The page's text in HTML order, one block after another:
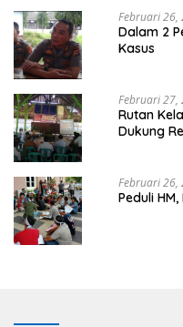
Februari 26,
Dalam 2
Kasus
Februari 27,
Rutan
Dukung
Februari 26,
Peduli